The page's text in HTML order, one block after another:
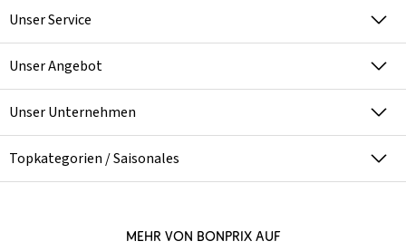
Unser Service
Unser Angebot
Unser Unternehmen
Topkategorien / Saisonales
Mehr von bonprix auf